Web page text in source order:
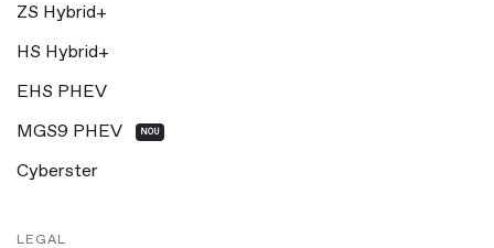
ZS Hybrid+
HS Hybrid+
EHS PHEV
MGS9 PHEV NOU
Cyberster
LEGAL